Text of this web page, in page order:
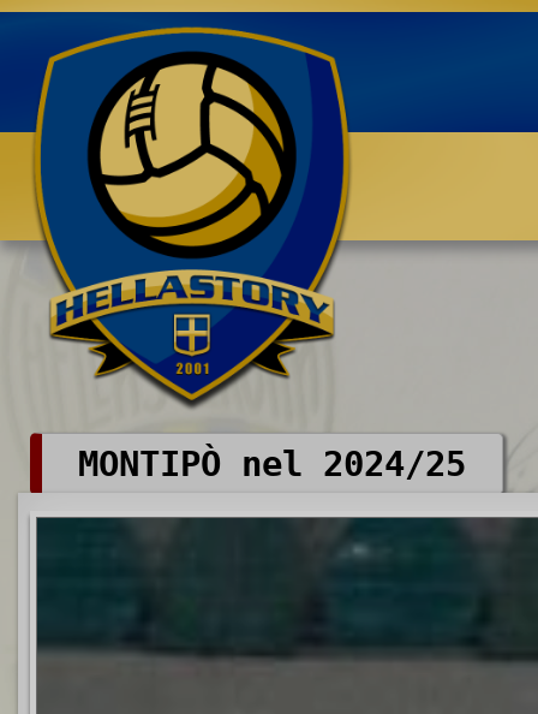
Benvenuti su HELLASTORY.net
MONTIPÒ nel 2024/25